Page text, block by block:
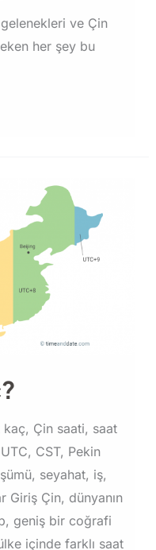
gelenekleri ve Çin
her şey bu
kaç, Çin saati, saat
CST, Pekin
seyahat, iş,
Giriş Çin, dünyanın
geniş bir coğrafi
içinde farklı saat